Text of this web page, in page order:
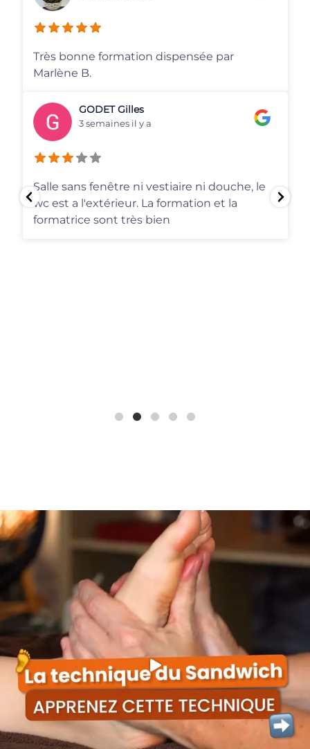
Veuillez lire ceci. J'ai constaté que votre
entreprise a reçu des avis négatifs
supprimer ces avis de votre fiche Google My
Business, veuillez me contacter via les
informations de mon profil. Le paiement
sera effectué après les
Loegel Alexandra
3 semaines il y a